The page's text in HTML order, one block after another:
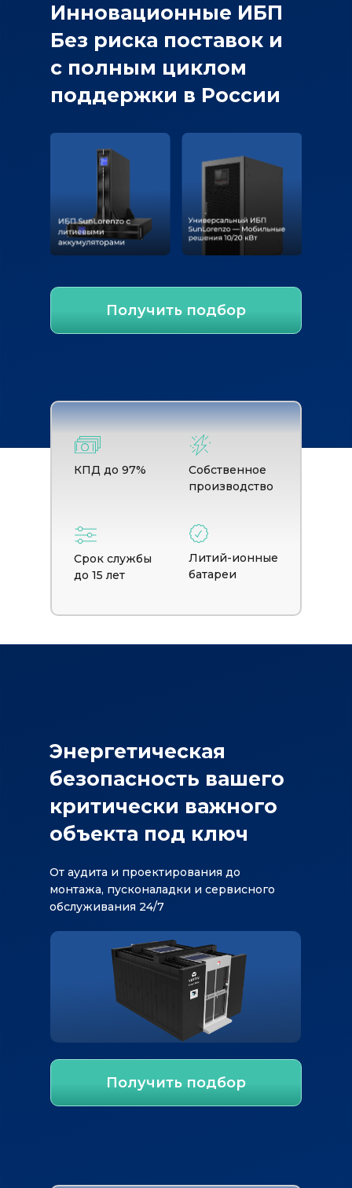
Инновационные ИБП
Без риска поставок и
с полным циклом
поддержки в России
КПД до 97%
Собственное
производство
Срок службы
до 15 лет
Литий-ионные
батареи
Получить подбор
Энергетическая
безопасность вашего
критически важного
объекта под ключ
Получить подбор
От аудита и проектирования до
монтажа, пусконаладки и сервисного
обслуживания 24/7